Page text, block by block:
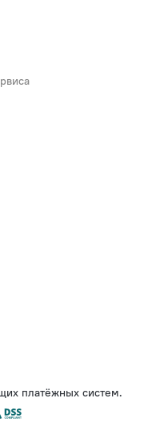
платёжных систем.